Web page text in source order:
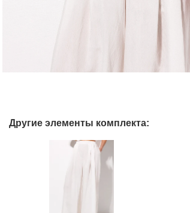
Другие элементы комплекта: